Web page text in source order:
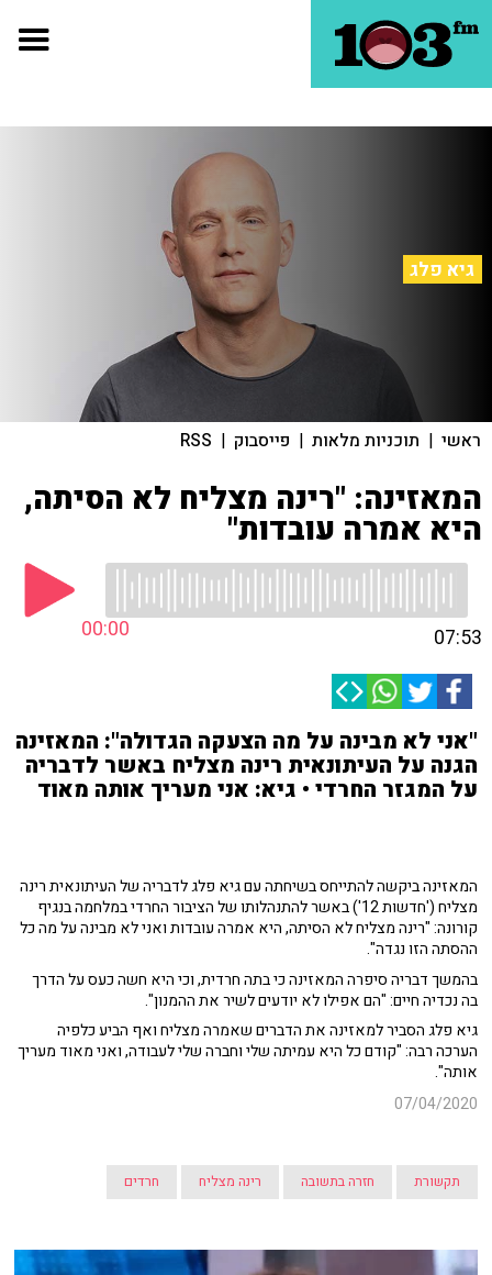
גיא פלג
ראשי | תוכניות מלאות | פייסבוק |
RSS
המאזינה: "רינה מצליח לא הסיתה,
היא אמרה עובדות"
00:00 07:53
"אני לא מבינה על מה הצעקה הגדולה": המאזינה
הגנה על העיתונאית רינה מצליח באשר לדבריה
על המגזר החרדי • גיא: אני מעריך אותה מאוד
המאזינה ביקשה להתייחס בשיחתה עם גיא פלג לדבריה של העיתונאית רינה
מצליח ('חדשות 12') באשר להתנהלותו של הציבור החרדי במלחמה בנגיף
קורונה: "רינה מצליח לא הסיתה, היא אמרה עובדות ואני לא מבינה על מה כל
ההסתה הזו נגדה".
בהמשך דבריה סיפרה המאזינה כי בתה חרדית, וכי היא חשה כעס על הדרך
בה נכדיה חיים: "הם אפילו לא יודעים לשיר את ההמנון".
גיא פלג הסביר למאזינה את הדברים שאמרה מצליח ואף הביע כלפיה
הערכה רבה: "קודם כל היא עמיתה שלי וחברה שלי לעבודה, ואני מאוד מעריך
אותה".
07/04/2020
תקשורת חזרה בתשובה רינה מצליח חרדים